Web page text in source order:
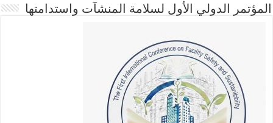
المؤتمر الدولي الأول لسلامة المنشآت واستدامتها